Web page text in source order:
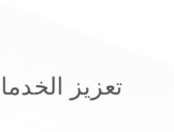
تعزيز